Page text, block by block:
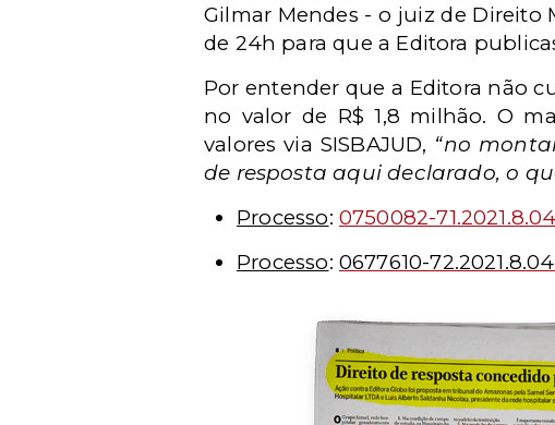
Gilmar Mendes - o juiz de Direito
de 24h para que a Editora
Por entender que a Editora não
no valor de R$ 1,8 milhão. O
valores via SISBAJUD, “no
de resposta aqui declarado, o
Processo: 0750082-
Processo: 0677610-